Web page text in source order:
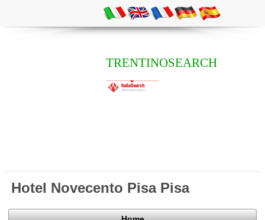
TRENTINOSEARCH
Hotel Novecento Pisa Pisa